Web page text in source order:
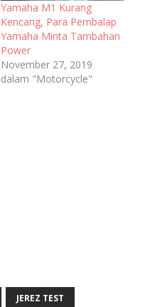
Yamaha M1 Kurang
Kencang, Para Pembalap
Yamaha Minta Tambahan
Power
November 27, 2019
dalam "Motorcycle"
JEREZ TEST